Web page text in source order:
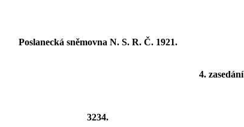
Poslanecká sněmovna N. S. R. Č. 1921.
4. zasedání
3234.